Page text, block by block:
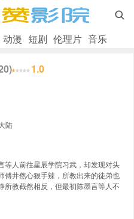

动漫 短剧 伦理片 音乐
1.0
陆
等人前往星辰学院习武，却发现对头
傅井然心狠手辣，所教出来的徒弟也
所教截然相反，但最初陈墨言等人不